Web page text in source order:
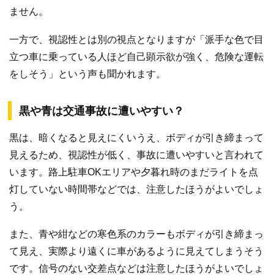
ません。
一方で、視認性とは別の視点となりますが「派手な色で目
立つ車に乗っている人ほど自己顕示欲が強く、危険な運転
をしそう」という声も聞かれます。
黒や青は交通事故に遭いやすい？
黒は、暗くなると見えにくいうえ、ボディが引き締まって
見えるため、視認性が低く、事故に遭いやすいと言われて
います。路上駐車OKエリアや夕暮れ時のまだライトを点
灯していない時間帯などでは、注意したほうがよいでしょ
う。
また、青や紺などの寒色系のカラーもボディが引き締まっ
て見え、実際より遠くに車があるように見えてしまうそう
です。信号のない交差点などは注意したほうがよいでしょ